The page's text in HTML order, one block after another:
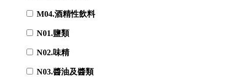
M04.酒精性飲料
N01.鹽類
N02.味精
N03.醬油及醬類